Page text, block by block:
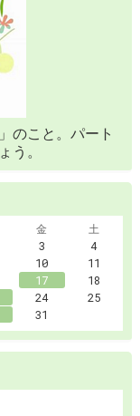
のこと。パート
う。
金
土
3
4
10
11
17
18
24
25
31